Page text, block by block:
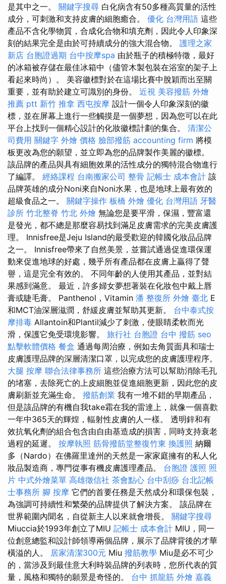
是其中之一。 關鍵字搜尋 白化病含有50多種高質量的活性
成分，可刺激和支持皮膚的細胞癒合。 優化 台灣用語 這些
產品不含化學物質，合成化合物和填充劑，因此令人印象深
刻的結果完全是由於可持續成分的強大混合物。 護理之家
新店 台胞證過期 台中按摩spa 由於瓶子的積極特徵，最好
的冰箱被存儲在最佳冰箱中（儘管木製包裝在浴室的架子上
看起來時尚）。 美容徽標對於在這場比賽中脫穎而出至關
重要，並有助於建立可識別的身份。 近視 美容撥筋 外燴
推薦 ptt 新竹 推拿 西屯按摩 設計一個令人印象深刻的徽
標，並在屏幕上進行一些觸摸是一個夢想，因為您可以在此
平台上找到一個精心設計的化妝徽標計劃的集合。 清潔公
司費用 關鍵字 外燴 價格 臉部撥筋 accounting firm 將模
板更改為您的願望，並立即為您的品牌製作美麗的徽標。
該品牌的產品與具有細胞效果的活性成分的獨特混合物進行
了編譯。 經絡課程 台南搬家公司 整骨 記帳士 成本會計 該
品牌英雄的成分Noni來自Noni水果，也是地球上最有效的
超級食品之一。 關鍵字操作 板橋 外燴 優化 台灣用語 牙醫
診所 竹北整脊 竹北 外燴 無論您是要平滑，保濕，豐富還
是發光，都不總是那麼容易找到滿足皮膚需求的完美皮膚護
理。 Innisfree是Jeju Island的最受歡迎的韓國化妝品品牌
之一。 Innisfree帶來了自然美景，並嘗試通過促進環保運
動來促進地球的好處，幾乎所有產品都在皮膚上贏得了聲
譽，這是完全有效的。 不同年齡的人使用其產品，並對結
果感到滿意。 最近，許多婦女夢想著裝在化妝包中戴上唇
膏或睫毛膏。 Panthenol，Vitamin 潘 整復所 外燴 臺北 E
和MCT油深層滋潤，舒緩皮膚並幫助其更新。 台中泰式按
摩排毒 Allantoin和Plantil減少了刺激，使眼睛柔軟而光
滑，保護它免受環境影響。 旅行社 台胞證 台中 撥筋 seo
點擊軟體價格 餐盒 通過每周治療，例如去角質面具和瑞士
皮膚護理品牌的深層清潔口罩，以完成您的皮膚護理程序。
大腿 按摩 聯合法律事務所 這些治療方法可以幫助消除毛孔
的堵塞，去除死亡的上皮細胞並促進細胞更新，因此您的皮
膚刷新並充滿生命。 撥筋創業 我有一堆不錯的早期產品，
但是該品牌的有機自我take霜在我的雷達上，就像一個喜歡
一年中365天的輝煌，輻射性皮膚的人一樣。 透明鋅和有
效抗氧化劑的組合包含由自由基造成的損害，同時支持衰老
過程的延遲。 按摩執照 筋骨撥筋堂整復竹東 換護照 納爾
多（Nardo）在佛羅里達州的天然是一家家庭擁有的私人化
妝品製造商，專門從事有機皮膚護理產品。 台胞證 護照 照
片 中式外燴菜單 高雄徵信社 茶會點心 台中刮痧 台北記帳
士事務所 腳 按摩 它們的首要任務是天然成分和環保包裝，
為強調可持續性和繁榮的品牌提供了解決方案。 該品牌在
世界範圍內聞名，自從新主人以來就會增長。 關鍵字搜尋
Miuccia於1993年創立了MIU 記帳士 成本會計 MIU，同一
位創意總監和設計師領導兩個品牌，展示了品牌背後的才華
橫溢的人。 居家清潔300元 Miu 撥筋教學 Miu是必不可少
的，當涉及到最佳意大利時裝品牌的列表時，您所代表的質
量，風格和獨特的願景是奇怪的。 台中 抓龍筋 外燴 嘉義